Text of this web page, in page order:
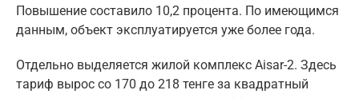
Повышение составило 10,2 процента. По имеющимся
данным, объект эксплуатируется уже более года.
Отдельно выделяется жилой комплекс Aisar-2. Здесь
тариф вырос со 170 до 218 тенге за квадратный